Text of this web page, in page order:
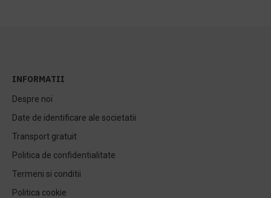
INFORMATII
Despre noi
Date de identificare ale societatii
Transport gratuit
Politica de confidentialitate
Termeni si conditii
Politica cookie